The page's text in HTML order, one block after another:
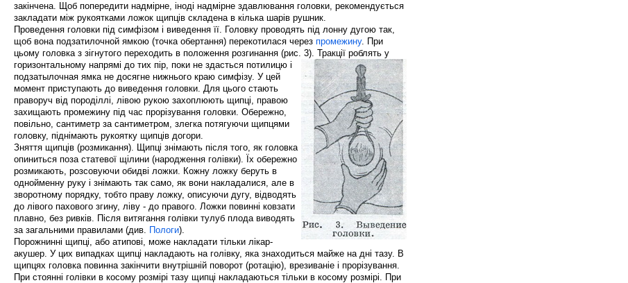
закінчена. Щоб попередити надмірне, іноді надмірне здавлювання головки, рекомендується
закладати між рукоятками ложок щипців складена в кілька шарів рушник.
Проведення головки під симфізом і виведення її. Головку проводять під лонну дугою так,
щоб вона подзатилочной ямкою (точка обертання) перекотилася через промежину. При
цьому головка з зігнутого переходить в положення розгинання (рис. 3). Тракції роблять у
горизонтальному напрямі до тих пір, поки не здасться потилицю і
подзатылочная ямка не досягне нижнього краю симфізу. У цей
момент приступають до виведення головки. Для цього стають
праворуч від породіллі, лівою рукою захоплюють щипці, правою
захищають промежину під час прорізування головки. Обережно,
повільно, сантиметр за сантиметром, злегка потягуючи щипцями
головку, піднімають рукоятку щипців догори.
Зняття щипців (розмикання). Щипці знімають після того, як головка
опиниться поза статевої щілини (народження голівки). Їх обережно
розмикають, розсовуючи обидві ложки. Кожну ложку беруть в
однойменну руку і знімають так само, як вони накладалися, але в
зворотному порядку, тобто праву ложку, описуючи дугу, відводять
до лівого пахового згину, ліву - до правого. Ложки повинні ковзати
плавно, без ривків. Після витягання голівки тулуб плода виводять
за загальними правилами (див. Пологи).
Порожнинні щипці, або атипові, може накладати тільки лікар-
акушер. У цих випадках щипці накладають на голівку, яка знаходиться майже на дні тазу. В
щипцях головка повинна закінчити внутрішній поворот (ротацію), врезиваніе і прорізування.
При стоянні голівки в косому розмірі тазу щипці накладаються тільки в косому розмірі. При